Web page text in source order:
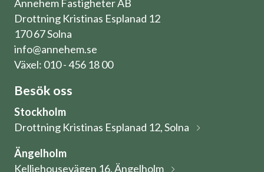
Annehem Fastigheter AB
Drottning Kristinas Esplanad 12
170 67 Solna
info@annehem.se
Växel: 010 - 456 18 00
Besök oss
Stockholm
Drottning Kristinas Esplanad 12, Solna
Ängelholm
Kelliehousevägen 16, Ängelholm